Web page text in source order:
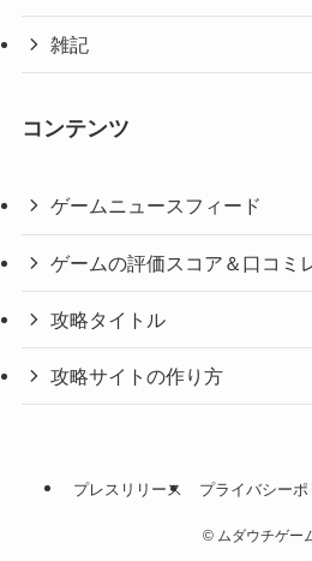
雑記
コンテンツ
ゲームニュースフィード
ゲームの評価スコア＆口コミ
攻略タイトル
攻略サイトの作り方
プレスリリース プライバシーポ
©ムダウチゲー